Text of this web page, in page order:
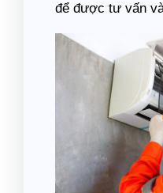
để được tư vấn